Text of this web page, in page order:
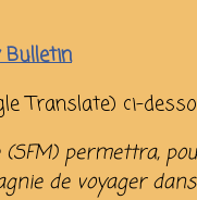
Translate) ci-
(SFM) permettra,
de voyager